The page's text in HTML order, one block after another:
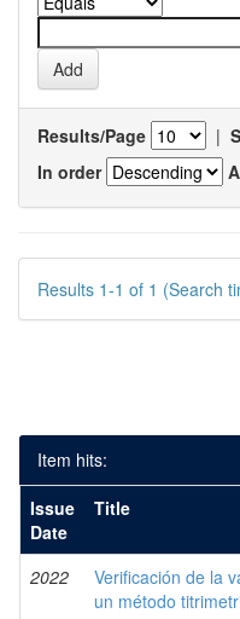
Results/Page |
In order
Results 1-1 of 1 (Search
Item hits:
Issue
Date
Title
2022
Verificación de la
un método